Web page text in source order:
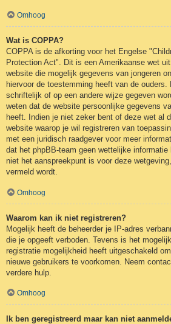
Omhoog
Wat is COPPA?
COPPA is de afkorting voor het Engelse
Protection Act". Dit is een Amerikaanse wet
website die mogelijk gegevens van jongeren
hiervoor de toestemming heeft van de
schriftelijk of op een andere wijze gegeven
weten dat de website persoonlijke gegevens
heeft. Indien je niet zeker bent of deze wet al
website waarop je wil registreren van
met een juridisch raadgever voor meer
dat het phpBB-team geen wettelijke
niet het aanspreekpunt is voor deze
vermeld wordt.
Omhoog
Waarom kan ik niet registreren?
Mogelijk heeft de beheerder je IP-adres
die je opgeeft verboden. Tevens is het
registratie mogelijkheid heeft uitgeschakeld
nieuwe gebruikers te voorkomen. Neem
verdere hulp.
Omhoog
Ik ben geregistreerd maar kan niet